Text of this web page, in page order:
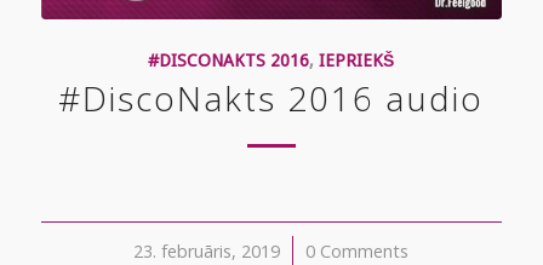
#DISCONAKTS 2016,IEPRIEKŠ
#DiscoNakts 2016 audio
23. februāris, 2019
/ 0 Comments